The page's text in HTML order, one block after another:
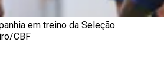
em treino da Seleção.
CBF